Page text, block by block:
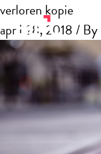
verloren kopie
april 28, 2018 / By